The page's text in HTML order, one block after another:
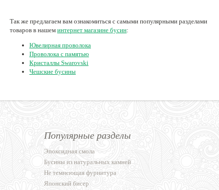
Так же предлагаем вам ознакомиться с самыми популярными разделами
товаров в нашем интернет магазине бусин:
Ювелирная проволока
Проволока с памятью
Кристаллы Swarovski
Чешские бусины
Популярные разделы
Эпоксидная смола
Бусины из натуральных камней
Не темнеющая фурнитура
Японский бисер